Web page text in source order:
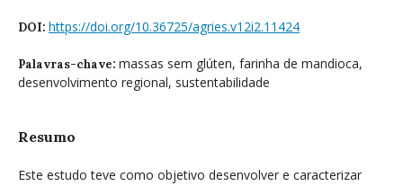
DOI: https://doi.org/10.36725/agries.v12i2.11424
Palavras-chave: massas sem glúten, farinha de mandioca,
desenvolvimento regional, sustentabilidade
Resumo
Este estudo teve como objetivo desenvolver e caracterizar